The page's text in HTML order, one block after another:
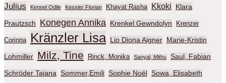
Julius
Kennel Odile Kessler Florian Khayat Rasha Kkoki Klara
Prautzsch Konegen Annika Krenkel Gewndolyn Krenzer
Corinna Kränzler Lisa Lio Diona Aigner Marie-Kristin
Lohmiller Milz, Tine Rinck, Monika Sanyal, Mithu Saul, Fabian
Schröder Tajana Sommer,Emili Sophie Noël Sowa, Elisabeth